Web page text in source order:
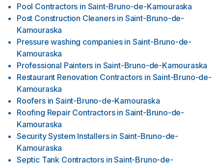
Pool Contractors in Saint-Bruno-de-Kamouraska
Post Construction Cleaners in Saint-Bruno-de-
Kamouraska
Pressure washing companies in Saint-Bruno-de-
Kamouraska
Professional Painters in Saint-Bruno-de-Kamouraska
Restaurant Renovation Contractors in Saint-Bruno-de-
Kamouraska
Roofers in Saint-Bruno-de-Kamouraska
Roofing Repair Contractors in Saint-Bruno-de-
Kamouraska
Security System Installers in Saint-Bruno-de-
Kamouraska
Septic Tank Contractors in Saint-Bruno-de-